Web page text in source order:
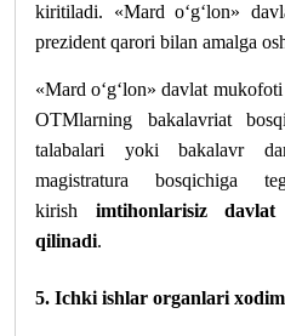
kiritiladi. «Mard o‘g‘lon»
prezident qarori bilan amalga
«Mard o‘g‘lon» davlat
OTMlarning bakalavriat
talabalari yoki bakalavr
magistratura bosqichiga
kirish imtihonlarisiz
qilinadi.
5. Ichki ishlar organlari